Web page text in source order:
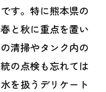
す。特に熊本県の
と秋に重点を置い
清掃やタンク内の
の点検も忘れては
を扱うデリケート